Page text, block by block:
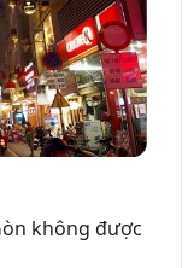
không được